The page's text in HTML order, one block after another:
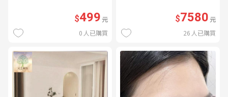
$499元
0 人已購買
$7580元
26 人已購買